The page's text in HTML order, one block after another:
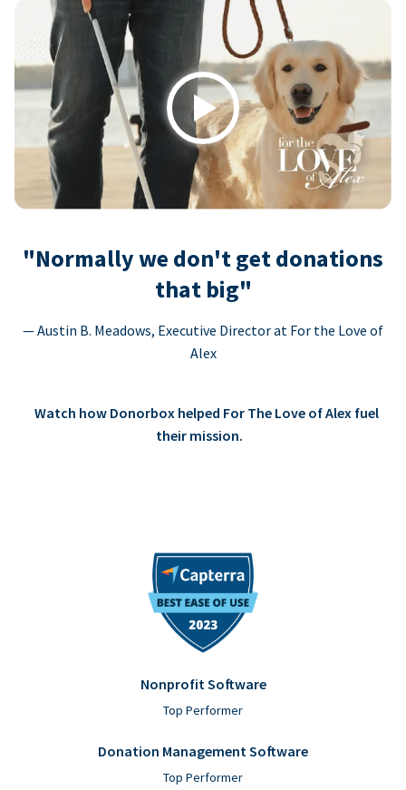
Play
"Normally we don't get donations
that big"
— Austin B. Meadows, Executive Director at For the Love of
Alex
Watch how Donorbox helped For The Love of Alex fuel
their mission.
Nonprofit Software
Top Performer
Donation Management Software
Top Performer